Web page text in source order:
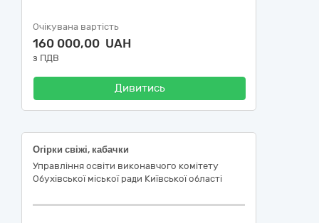
Очікувана вартість
160 000,00 UAH
з ПДВ
Дивитись
Огірки свіжі, кабачки
Управління освіти виконавчого комітету
Обухівської міської ради Київської області